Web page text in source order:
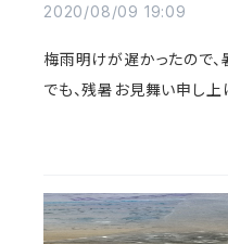
2020/08/09 19:09
梅雨明けが遅かったので
でも、残暑お見舞い申し上